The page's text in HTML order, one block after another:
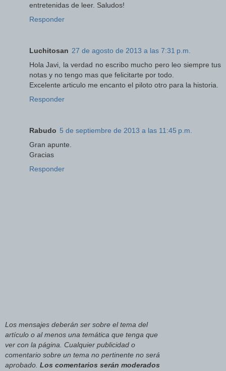
entretenidas de leer. Saludos!
Responder
Luchitosan 27 de agosto de 2013 a las 7:31 p.m.
Hola Javi, la verdad no escribo mucho pero leo siempre tus
notas y no tengo mas que felicitarte por todo.
Excelente articulo me encanto el piloto otro para la historia.
Responder
Rabudo 5 de septiembre de 2013 a las 11:45 p.m.
Gran apunte.
Gracias
Responder
Los mensajes deberán ser sobre el tema del
artículo o al menos una temática que tenga que
ver con la página. Cualquier publicidad o
comentario sobre un tema no pertinente no será
aprobado. Los comentarios serán moderados